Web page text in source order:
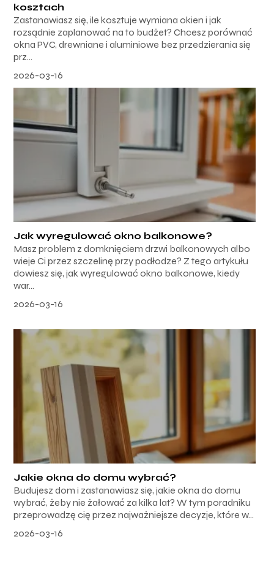
kosztach
Zastanawiasz się, ile kosztuje wymiana okien i jak
rozsądnie zaplanować na to budżet? Chcesz porównać
okna PVC, drewniane i aluminiowe bez przedzierania się
prz...
2026-03-16
Jak wyregulować okno balkonowe?
Masz problem z domknięciem drzwi balkonowych albo
wieje Ci przez szczelinę przy podłodze? Z tego artykułu
dowiesz się, jak wyregulować okno balkonowe, kiedy
war...
2026-03-16
Jakie okna do domu wybrać?
Budujesz dom i zastanawiasz się, jakie okna do domu
wybrać, żeby nie żałować za kilka lat? W tym poradniku
przeprowadzę cię przez najważniejsze decyzje, które w...
2026-03-16